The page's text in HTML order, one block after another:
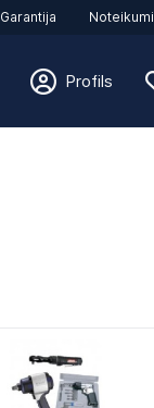
Garantija Noteikumi
Profils